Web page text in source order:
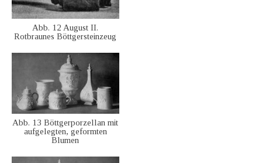
Abb. 12 August II.
Rotbraunes Böttgersteinzeug
Abb. 13 Böttgerporzellan mit
aufgelegten, geformten
Blumen